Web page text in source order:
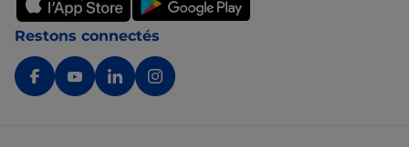
Restons connectés